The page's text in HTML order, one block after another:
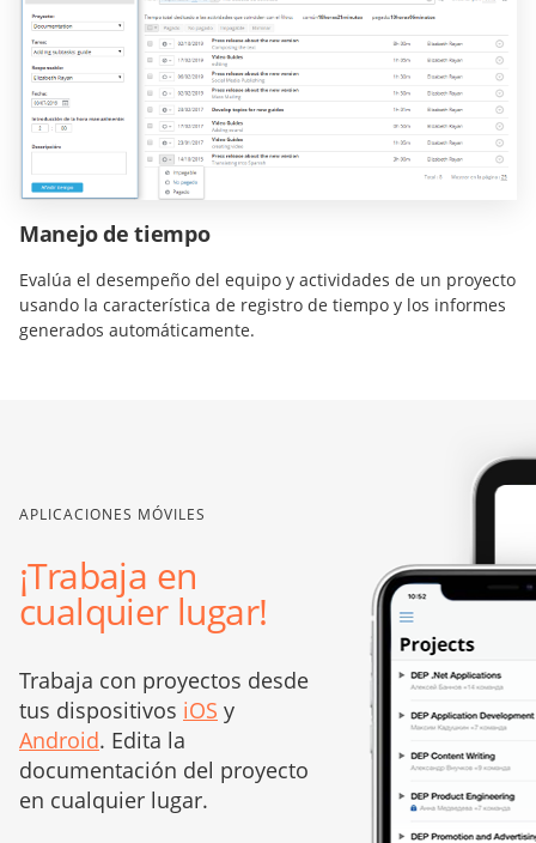
Manejo de tiempo
Evalúa el desempeño del equipo y actividades de un proyecto
usando la característica de registro de tiempo y los informes
generados automáticamente.
APLICACIONES MÓVILES
¡Trabaja en
cualquier lugar!
Trabaja con proyectos desde
tus dispositivos iOS y
Android. Edita la
documentación del proyecto
en cualquier lugar.